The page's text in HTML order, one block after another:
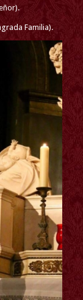
Familia).